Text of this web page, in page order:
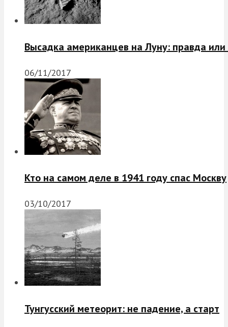
Высадка американцев на Луну: правда
06/11/2017
Кто на самом деле в 1941 году спас Москву
03/10/2017
Тунгусский метеорит: не падение, а старт